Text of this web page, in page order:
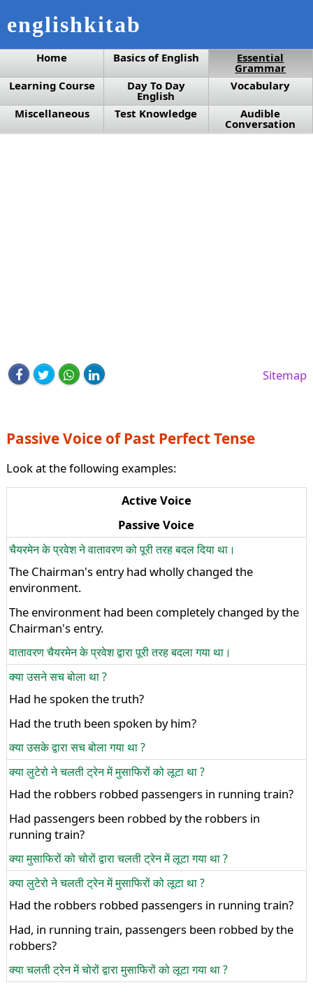
englishkitab
Home Basics of English Essential
Grammar
Learning Course
Day To Day
English
Vocabulary
Miscellaneous
Test Knowledge Audible
Conversation
Sitemap
Passive Voice of Past Perfect Tense
Look at the following examples:
Active Voice
Passive Voice
चैयरमेन के प्रवेश ने वातावरण को पूरी तरह बदल दिया था।
The Chairman's entry had wholly changed the
environment.
The environment had been completely changed by the
Chairman's entry.
वातावरण चैयरमेन के प्रवेश द्वारा पूरी तरह बदला गया था।
क्या उसने सच बोला था ?
Had he spoken the truth?
Had the truth been spoken by him?
क्या उसके द्वारा सच बोला गया था ?
क्या लुटेरो ने चलती ट्रेन में मुसाफिरों को लूटा था ?
Had the robbers robbed passengers in running train?
Had passengers been robbed by the robbers in
running train?
क्या मुसाफिरों को चोरों द्वारा चलती ट्रेन में लूटा गया था ?
क्या लुटेरो ने चलती ट्रेन में मुसाफिरों को लूटा था ?
Had the robbers robbed passengers in running train?
Had, in running train, passengers been robbed by the
robbers?
क्या चलती ट्रेन में चोरों द्वारा मुसाफिरों को लूटा गया था ?